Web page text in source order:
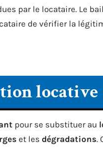
par le locataire. Le
de vérifier la
locative
pour se substituer au
et les dégradations.